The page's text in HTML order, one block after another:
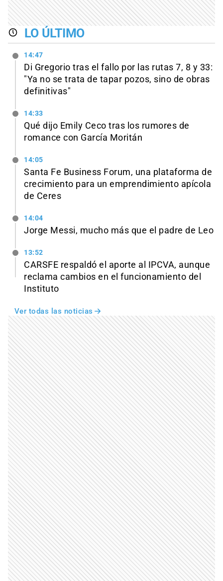
LO ÚLTIMO
14:47
Di Gregorio tras el fallo por las rutas 7, 8 y 33:
"Ya no se trata de tapar pozos, sino de obras
definitivas"
14:33
Qué dijo Emily Ceco tras los rumores de
romance con García Moritán
14:05
Santa Fe Business Forum, una plataforma de
crecimiento para un emprendimiento apícola
de Ceres
14:04
Jorge Messi, mucho más que el padre de Leo
13:52
CARSFE respaldó el aporte al IPCVA, aunque
reclama cambios en el funcionamiento del
Instituto
Ver todas las noticias